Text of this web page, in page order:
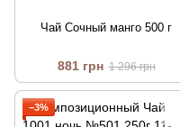
Чай Сочный манго 500 г
881 грн 1 296 грн
−3%